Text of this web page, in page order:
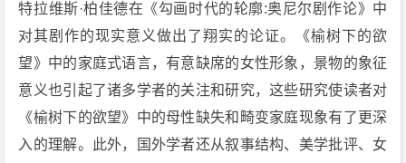
特拉维斯·柏佳德在《勾画时代的轮廓:奥尼尔剧作论》中
对其剧作的现实意义做出了翔实的论证。《榆树下的欲
望》中的家庭式语言，有意缺席的女性形象，景物的象征
意义也引起了诸多学者的关注和研究，这些研究使读者对
《榆树下的欲望》中的母性缺失和畸变家庭现象有了更深
入的理解。此外，国外学者还从叙事结构、美学批评、女